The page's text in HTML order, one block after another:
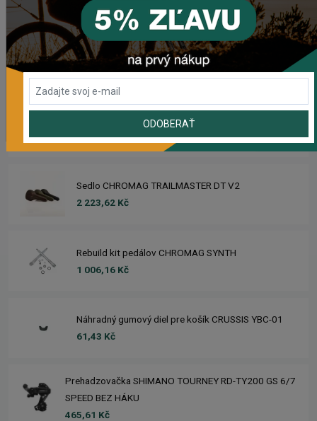
POSLEDNÉ PRIDANÉ PRODUKTY
Sedlo CHROMAG LIMBER
Zimušné Rukavice CHROMAG SIGNAL
1 104,44 Kč
Sedlo CHROMAG TRAILMASTER DT V2
2 223,62 Kč
Rebuild kit pedálov CHROMAG SYNTH
1 006,16 Kč
Náhradný gumový diel pre košík CRUSSIS YBC-01
61,43 Kč
Prehadzovačka SHIMANO TOURNEY RD-TY200 GS 6/7
SPEED BEZ HÁKU
465,61 Kč
ODOBERAŤ